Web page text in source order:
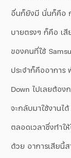
อื่นก็ยังมี นั่นก็คือ
บายตรงๆ ก็คือ เสี
ของคนที่ใช้
ประจำก็คืออาการ
Down ไปเลยต้อง
จะกลับมาใช้งานไ
ตลอดเวลาซึ่งทำใ
ด้วย อาการเสียนี้